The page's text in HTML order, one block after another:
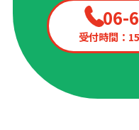
06-
受付時間：